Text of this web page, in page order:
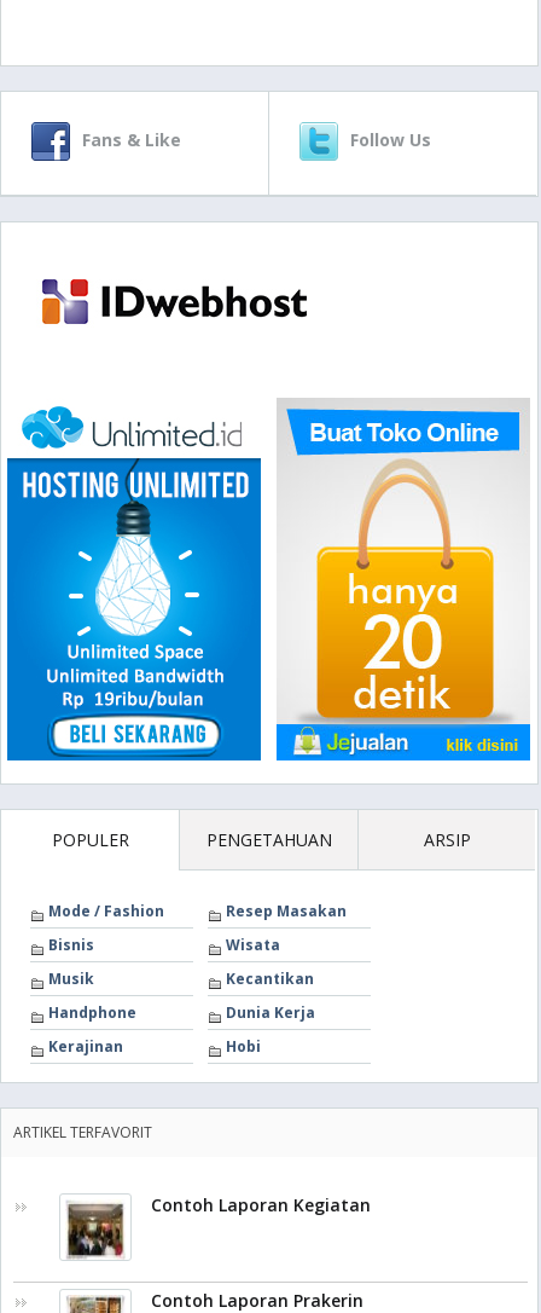
Fans & Like Follow Us
POPULER PENGETAHUAN ARSIP
Mode / Fashion
Resep Masakan
Bisnis
Wisata
Musik
Kecantikan
Handphone
Dunia Kerja
Kerajinan
Hobi
ARTIKEL TERFAVORIT
Contoh Laporan Kegiatan
Contoh Laporan Prakerin